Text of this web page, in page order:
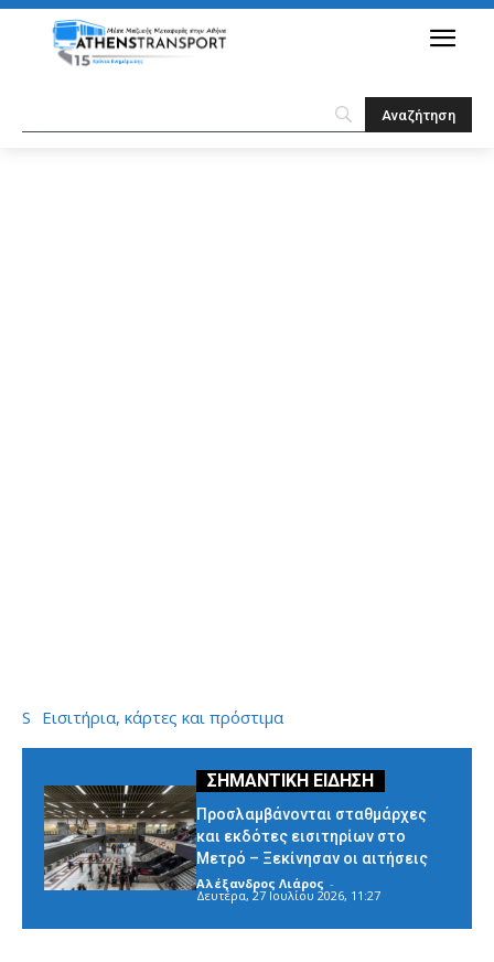
S Εισιτήρια, κάρτες και πρόστιμα
Προσλαμβάνονται σταθμάρχες
και εκδότες εισιτηρίων στο
Μετρό – Ξεκίνησαν οι αιτήσεις
Αλέξανδρος Λιάρος -
Δευτέρα, 27 Ιουλίου 2026, 11:27